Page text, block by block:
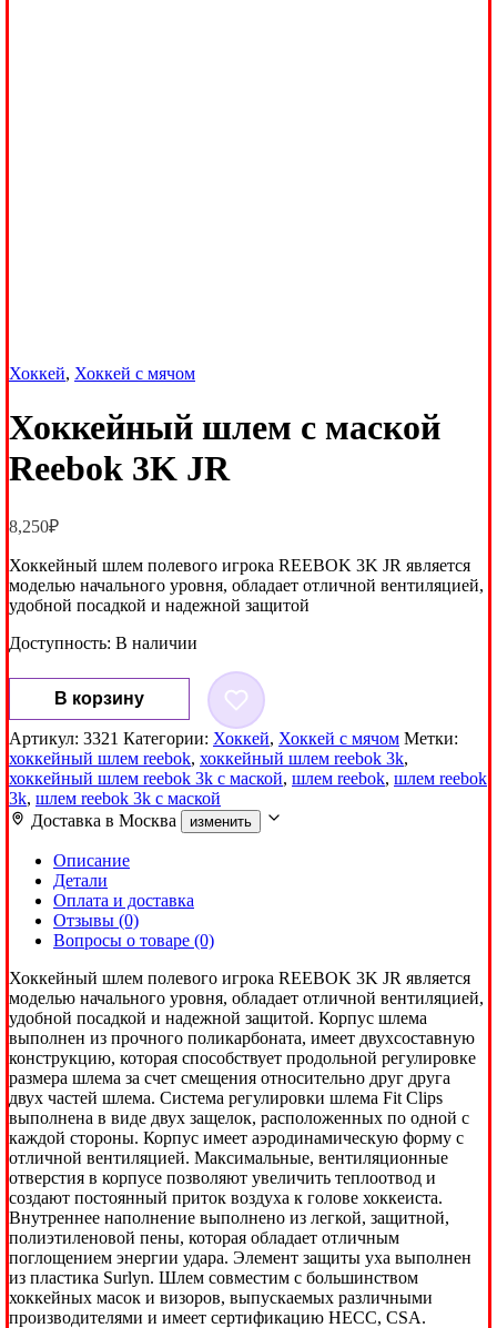
Хоккей, Хоккей с мячом
Хоккейный шлем с маской
Reebok 3K JR
8,250₽
Хоккейный шлем полевого игрока REEBOK 3K JR является
моделью начального уровня, обладает отличной вентиляцией,
удобной посадкой и надежной защитой
Доступность: В наличии
Количество
Хоккейный
шлем
с
маской
Reebok
3K
В корзину
Артикул: 3321 Категории: Хоккей, Хоккей с мячом Метки:
хоккейный шлем reebok, хоккейный шлем reebok 3k,
хоккейный шлем reebok 3k с маской, шлем reebok, шлем reebok
3k, шлем reebok 3k с маской
Доставка в Москва изменить
Описание
Детали
Оплата и доставка
Отзывы (0)
Вопросы о товаре (0)
Хоккейный шлем полевого игрока REEBOK 3K JR является
моделью начального уровня, обладает отличной вентиляцией,
удобной посадкой и надежной защитой. Корпус шлема
выполнен из прочного поликарбоната, имеет двухсоставную
конструкцию, которая способствует продольной регулировке
размера шлема за счет смещения относительно друг друга
двух частей шлема. Система регулировки шлема Fit Clips
выполнена в виде двух защелок, расположенных по одной с
каждой стороны. Корпус имеет аэродинамическую форму с
отличной вентиляцией. Максимальные, вентиляционные
отверстия в корпусе позволяют увеличить теплоотвод и
создают постоянный приток воздуха к голове хоккеиста.
Внутреннее наполнение выполнено из легкой, защитной,
полиэтиленовой пены, которая обладает отличным
поглощением энергии удара. Элемент защиты уха выполнен
из пластика Surlyn. Шлем совместим с большинством
хоккейных масок и визоров, выпускаемых различными
производителями и имеет сертификацию HECC, CSA.